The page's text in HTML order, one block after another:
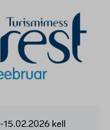
-15.02.2026 kell